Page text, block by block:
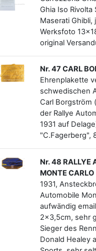
Ghia Iso Rivolta
Maserati
Werksfoto
original
Nr. 47 CARL
Ehrenplakette
schwedischen
Carl Borgström
der Rallye
1931 auf
"C.Fagerberg",
Nr. 48 RALLYE
MONTE CARLO
1931,
Automobile
aufwändig
2x3,5cm, sehr
Sieger des
Donald Healey